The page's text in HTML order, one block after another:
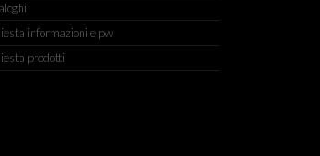
informazioni e pw
prodotti